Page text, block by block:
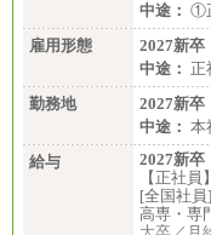
※基本給
※試用期
中途：
【阪急交
◆正社員/
月給
～(※3)、
・月給は
（
・試用期
中途： ①
雇用形態
2027新卒
中途： 正
勤務地
2027新卒
中途： 本
給与
2027新卒
【正社員】
[全国社員]
高専・専